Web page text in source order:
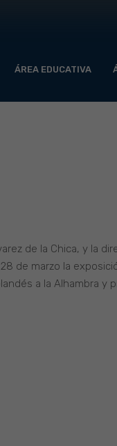
ÁREA EDUCATIVA
de la Chica, y la
de marzo la
a la Alhambra y